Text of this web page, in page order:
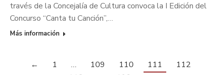
través de la Concejalía de Cultura convoca la I Edición del
Concurso “Canta tu Canción”,…
Más información
← 1 … 109 110 111
112